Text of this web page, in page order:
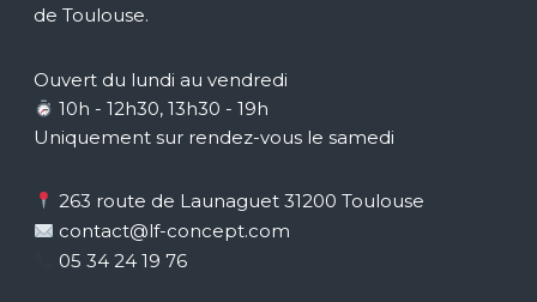
de Toulouse.
Ouvert du lundi au vendredi
10h - 12h30, 13h30 - 19h
Uniquement sur rendez-vous le samedi
263 route de Launaguet 31200 Toulouse
contact@lf-concept.com
05 34 24 19 76